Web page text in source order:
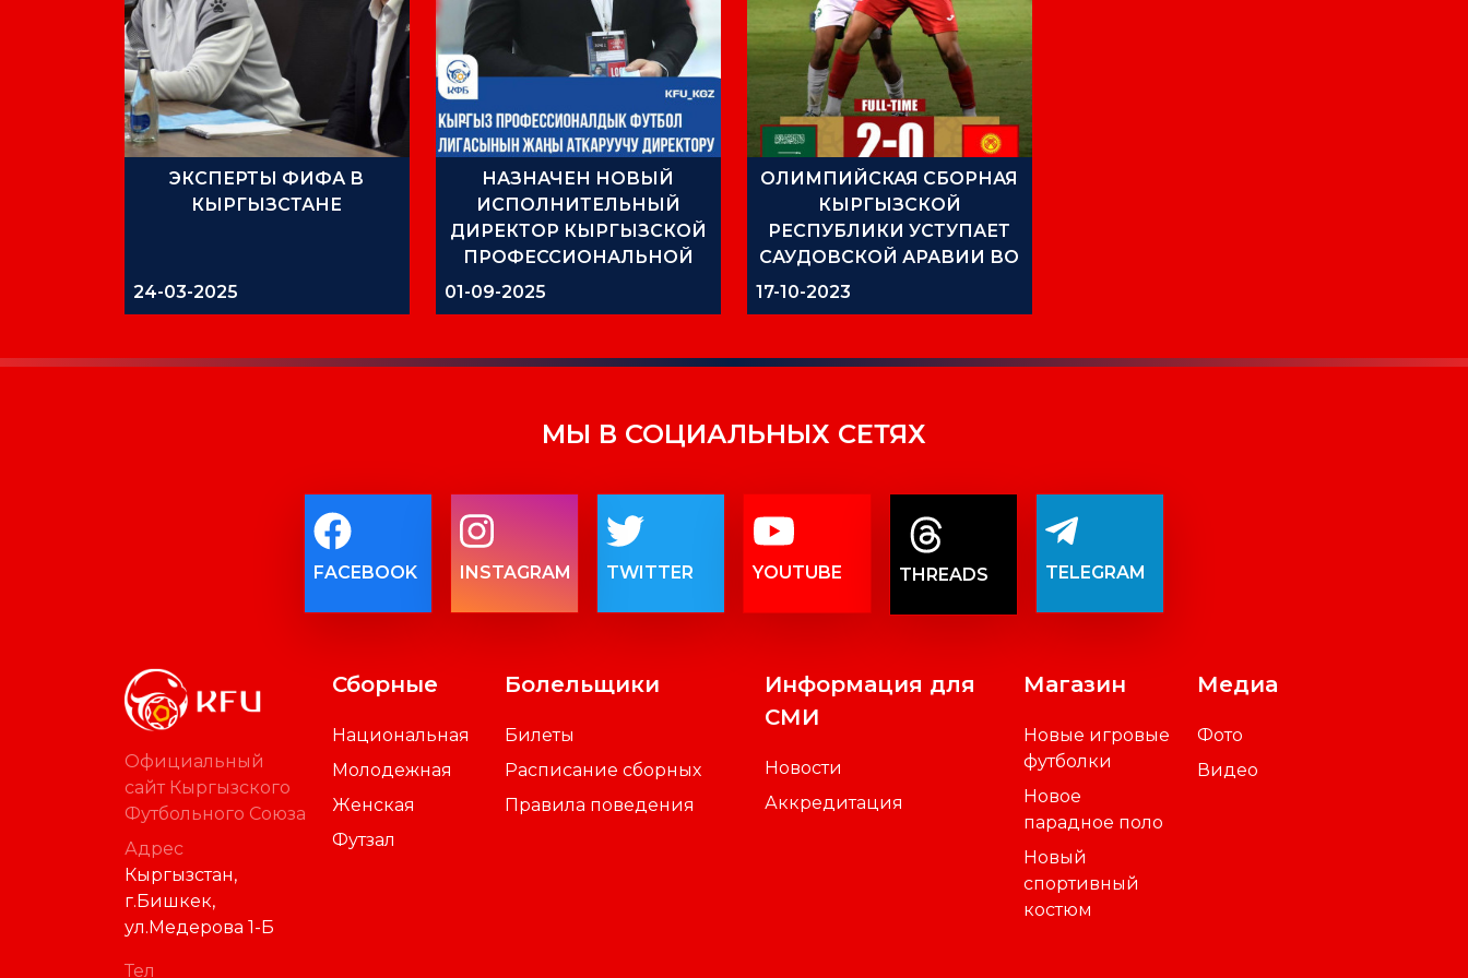
ЭКСПЕРТЫ ФИФА В
КЫРГЫЗСТАНЕ
24-03-2025
НАЗНАЧЕН НОВЫЙ
ИСПОЛНИТЕЛЬНЫЙ
ДИРЕКТОР КЫРГЫЗСКОЙ
ПРОФЕССИОНАЛЬНОЙ
ФУТБОЛЬНОЙ ЛИГИ
01-09-2025
ОЛИМПИЙСКАЯ СБОРНАЯ
КЫРГЫЗСКОЙ
РЕСПУБЛИКИ УСТУПАЕТ
САУДОВСКОЙ АРАВИИ ВО
ВТОРОМ ТОВАРИЩЕСКОМ
МАТЧЕ
17-10-2023
МЫ В СОЦИАЛЬНЫХ СЕТЯХ
FACEBOOK INSTAGRAM TWITTER YOUTUBE THREADS TELEGRAM
Официальный
сайт Кыргызского
Футбольного Союза
Адрес
Кыргызстан,
г.Бишкек,
ул.Медерова 1-Б
Тел
Сборные
Национальная
Молодежная
Женская
Футзал
Болельщики
Билеты
Расписание сборных
Правила поведения
Информация для
СМИ
Новости
Аккредитация
Магазин
Новые игровые
футболки
Новое
парадное поло
Новый
спортивный
костюм
Медиа
Фото
Видео